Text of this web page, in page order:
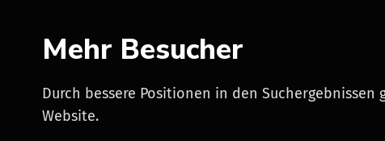
Mehr Besucher
Durch bessere Positionen in den
Website.